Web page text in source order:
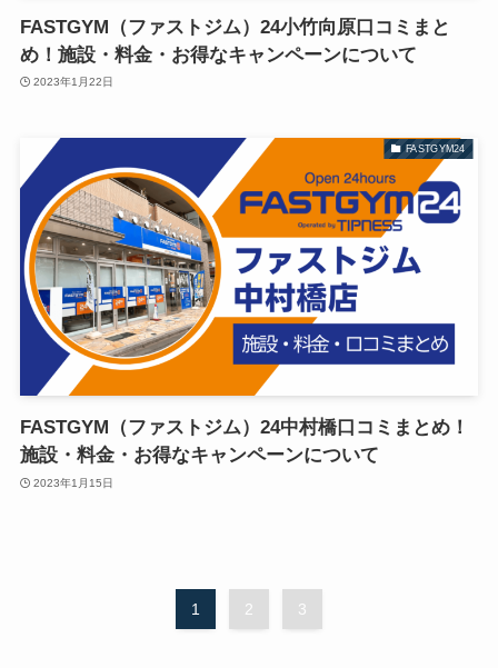
FASTGYM（ファストジム）24小竹向原口コミまと
め！施設・料金・お得なキャンペーンについて
2023年1月22日
FASTGYM24
FASTGYM（ファストジム）24中村橋口コミまとめ！
施設・料金・お得なキャンペーンについて
2023年1月15日
1 2 3